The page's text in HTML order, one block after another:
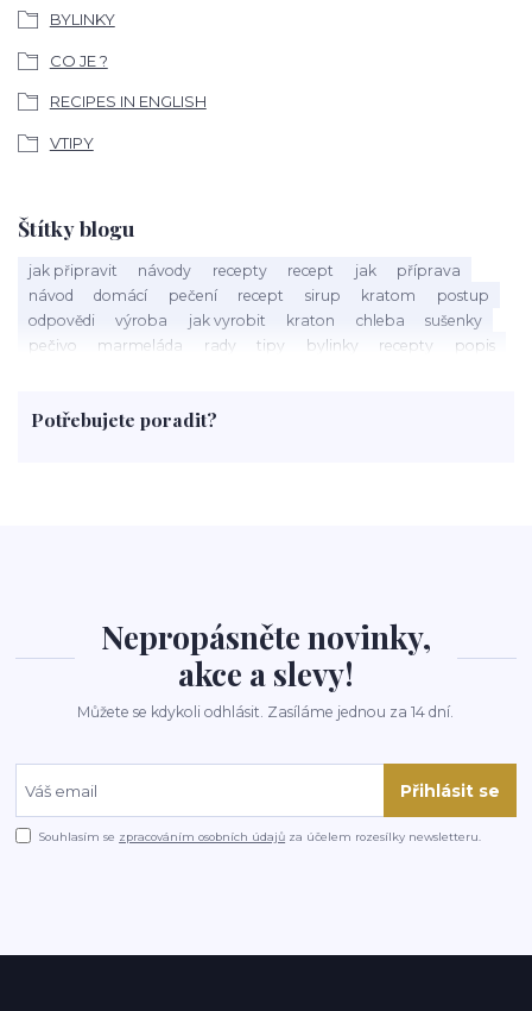
BYLINKY
CO JE ?
RECIPES IN ENGLISH
VTIPY
Štítky blogu
jak připravit návody recepty recept jak
příprava
návod
domácí pečení recept sirup kratom
postup
odpovědi
výroba jak vyrobit kraton chleba
sušenky
pečivo
marmeláda rady tipy bylinky recepty
popis
rohlíky
grilování čaj
Potřebujete poradit?
Nepropásněte novinky,
akce a slevy!
Můžete se kdykoli odhlásit. Zasíláme jednou za 14 dní.
Přihlásit se
Souhlasím se zpracováním osobních údajů za účelem rozesílky newsletteru.